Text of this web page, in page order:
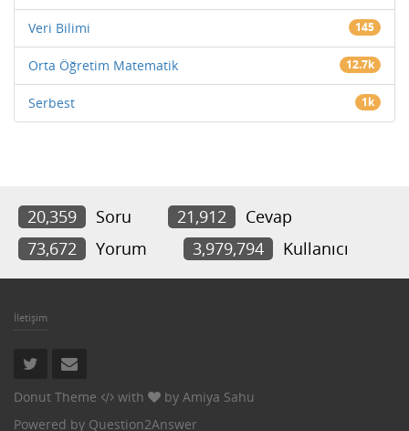
Veri Bilimi 145
Orta Öğretim Matematik 12.7k
Serbest 1k
20,359 Soru 21,912
Cevap
73,672
Yorum 3,979,794 Kullanıcı
İletişim
Donut Theme with by Amiya Sahu
Powered by Question2Answer